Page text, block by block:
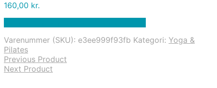
160,00 kr.
Varenummer (SKU): e3ee999f93fb Kategori: Yoga &
Pilates
Previous Product
Next Product